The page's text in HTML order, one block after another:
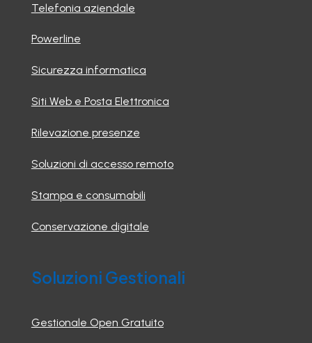
Telefonia aziendale
Powerline
Sicurezza informatica
Siti Web e Posta Elettronica
Rilevazione presenze
Soluzioni di accesso remoto
Stampa e consumabili
Conservazione digitale
Soluzioni Gestionali
Gestionale Open Gratuito